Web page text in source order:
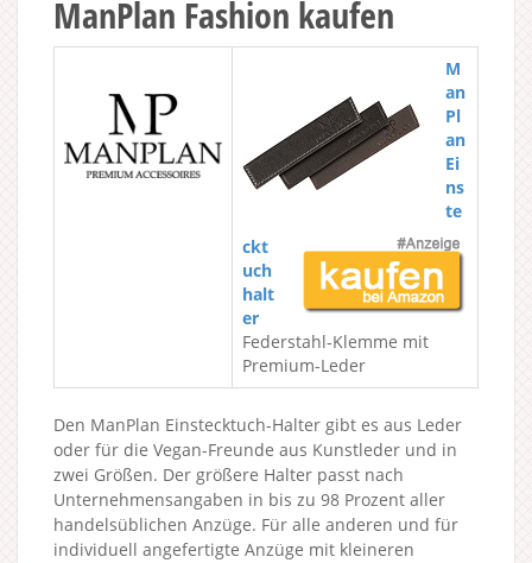
ManPlan Fashion kaufen
M
an
Pl
an
Ei
ns
te
ckt
uch
halt
er
Federstahl-Klemme mit
Premium-Leder
Den ManPlan Einstecktuch-Halter gibt es aus Leder
oder für die Vegan-Freunde aus Kunstleder und in
zwei Größen. Der größere Halter passt nach
Unternehmensangaben in bis zu 98 Prozent aller
handelsüblichen Anzüge. Für alle anderen und für
individuell angefertigte Anzüge mit kleineren